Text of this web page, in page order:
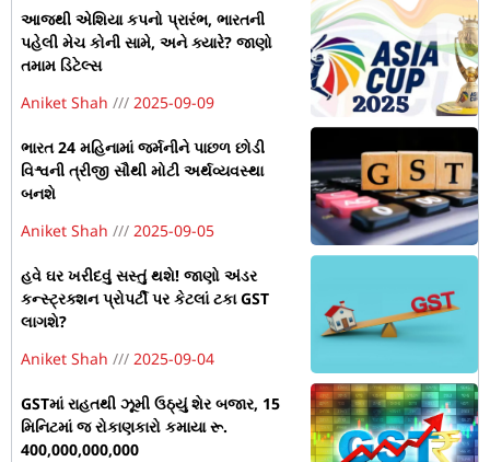
આજથી એશિયા કપનો પ્રારંભ, ભારતની
પહેલી મેચ કોની સામે, અને ક્યારે? જાણો
તમામ ડિટેલ્સ
Aniket Shah
2025-09-09
ભારત 24 મહિનામાં જર્મનીને પાછળ છોડી
વિશ્વની ત્રીજી સૌથી મોટી અર્થવ્યવસ્થા
બનશે
Aniket Shah
2025-09-05
હવે ઘર ખરીદવું સસ્તું થશે! જાણો અંડર
કન્સ્ટ્રક્શન પ્રોપર્ટી પર કેટલાં ટકા GST
લાગશે?
Aniket Shah
2025-09-04
GSTમાં રાહતથી ઝૂમી ઉઠ્યું શેર બજાર, 15
મિનિટમાં જ રોકાણકારો કમાયા રૂ.
400,000,000,000